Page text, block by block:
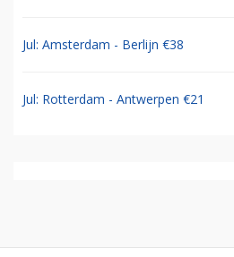
Jul: Amsterdam - Berlijn €38
Jul: Rotterdam - Antwerpen €21